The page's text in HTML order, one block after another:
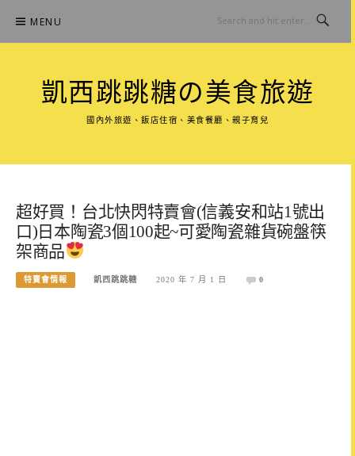
content
MENU
凱西跳跳糖の美食旅遊
國內外旅遊、飯店住宿、美食餐廳、親子育兒
超好買！台北快閃特賣會(信義安和站1號出
口)日本陶瓷3個100起~可愛陶瓷雜貨碗盤筷
架商品
特賣會情報 凱西跳跳糖 2020 年 7 月 1 日 0